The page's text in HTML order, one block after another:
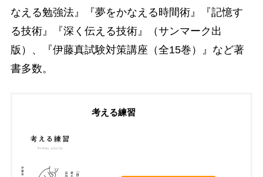
なえる勉強法』『夢をかなえる時間術』『記憶す
る技術』『深く伝える技術』（サンマーク出
版）、『伊藤真試験対策講座（全15巻）』など著
書多数。
考える練習